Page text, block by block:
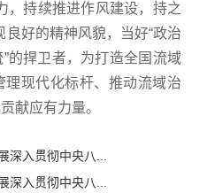
，持续推进作风建设，持之
好的精神风貌，当好“政治
的捍卫者，为打造全国流域
理现代化标杆、推动流域治
献应有力量。
深入贯彻中央八...
深入贯彻中央八...